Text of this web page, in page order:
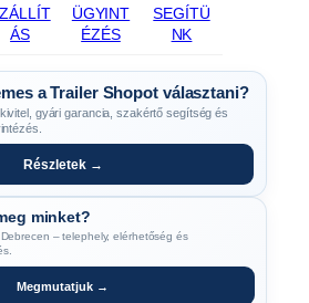
ÁS
ÜGYINT
ÉZÉS
SEGÍTÜ
NK
a Trailer Shopot választani?
gyári garancia, szakértő segítség és
Részletek →
minket?
– telephely, elérhetőség és
Megmutatjuk →